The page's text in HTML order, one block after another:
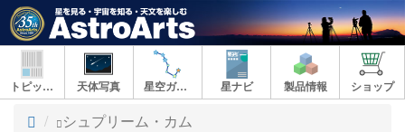
トピックス 天体写真 星空ガイド 星ナビ 製品情報 ショップ
ト
シュプリーム・カム